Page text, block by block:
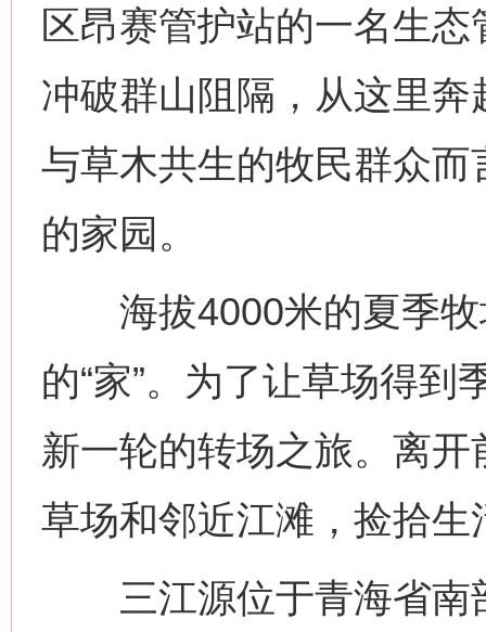
区昂赛管护站的一名生
冲破群山阻隔，从这里
与草木共生的牧民群众
的家园。
海拔4000米的夏季牧
的“家”。为了让草场得
新一轮的转场之旅。离
草场和邻近江滩，捡拾生
三江源位于青海省南